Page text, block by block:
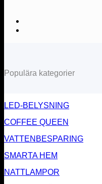
Populära kategorier
LED-BELYSNING
COFFEE QUEEN
VATTENBESPARING
SMARTA HEM
NATTLAMPOR